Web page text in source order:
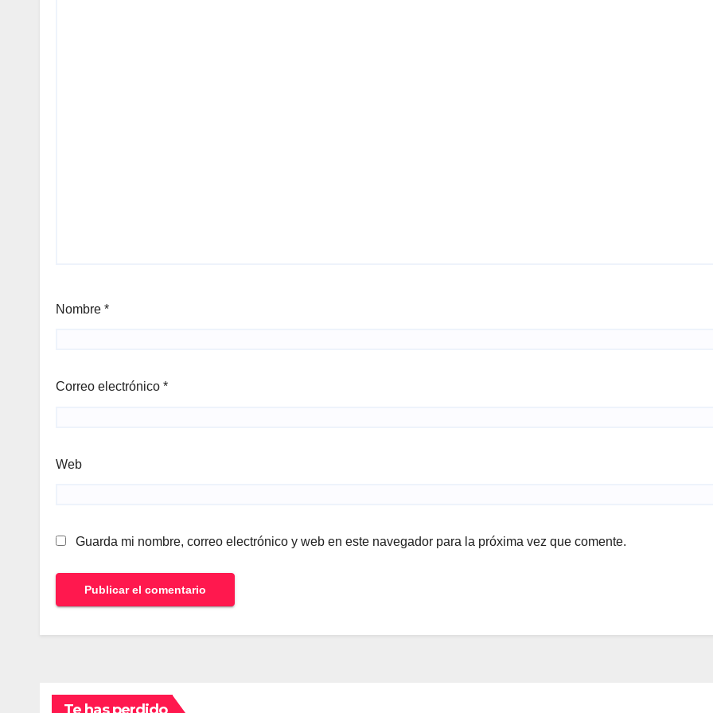
Nombre *
Correo electrónico *
Web
Guarda mi nombre, correo electrónico y web en este navegador para la próxima vez que comente.